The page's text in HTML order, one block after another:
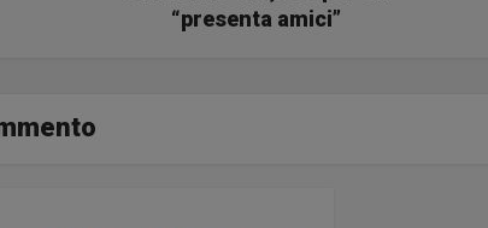
“presenta amici”